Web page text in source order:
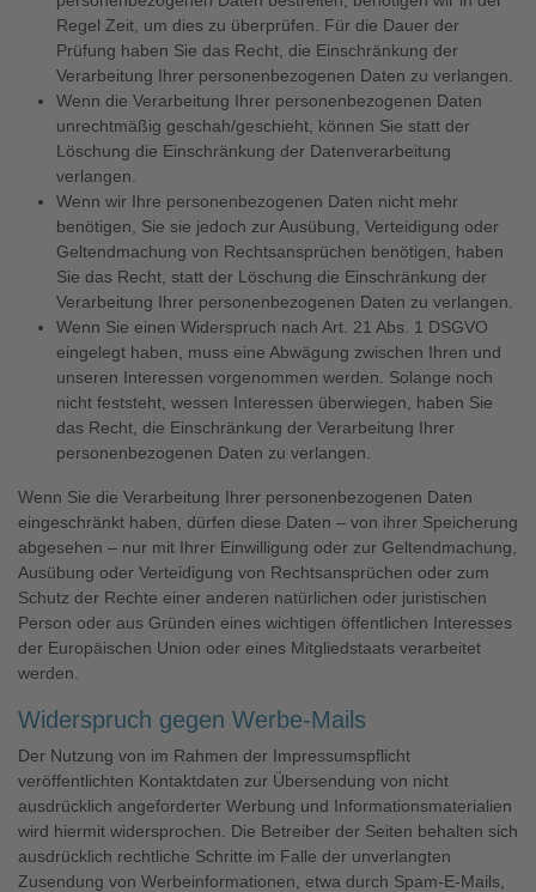
Regel Zeit, um dies zu überprüfen. Für die Dauer der
Prüfung haben Sie das Recht, die Einschränkung der
Verarbeitung Ihrer personenbezogenen Daten zu verlangen.
Wenn die Verarbeitung Ihrer personenbezogenen Daten
unrechtmäßig geschah/geschieht, können Sie statt der
Löschung die Einschränkung der Datenverarbeitung
verlangen.
Wenn wir Ihre personenbezogenen Daten nicht mehr
benötigen, Sie sie jedoch zur Ausübung, Verteidigung oder
Geltendmachung von Rechtsansprüchen benötigen, haben
Sie das Recht, statt der Löschung die Einschränkung der
Verarbeitung Ihrer personenbezogenen Daten zu verlangen.
Wenn Sie einen Widerspruch nach Art. 21 Abs. 1 DSGVO
eingelegt haben, muss eine Abwägung zwischen Ihren und
unseren Interessen vorgenommen werden. Solange noch
nicht feststeht, wessen Interessen überwiegen, haben Sie
das Recht, die Einschränkung der Verarbeitung Ihrer
personenbezogenen Daten zu verlangen.
Wenn Sie die Verarbeitung Ihrer personenbezogenen Daten
eingeschränkt haben, dürfen diese Daten – von ihrer Speicherung
abgesehen – nur mit Ihrer Einwilligung oder zur Geltendmachung,
Ausübung oder Verteidigung von Rechtsansprüchen oder zum
Schutz der Rechte einer anderen natürlichen oder juristischen
Person oder aus Gründen eines wichtigen öffentlichen Interesses
der Europäischen Union oder eines Mitgliedstaats verarbeitet
werden.
Widerspruch gegen Werbe-Mails
Der Nutzung von im Rahmen der Impressumspflicht
veröffentlichten Kontaktdaten zur Übersendung von nicht
ausdrücklich angeforderter Werbung und Informationsmaterialien
wird hiermit widersprochen. Die Betreiber der Seiten behalten sich
ausdrücklich rechtliche Schritte im Falle der unverlangten
Zusendung von Werbeinformationen, etwa durch Spam-E-Mails,